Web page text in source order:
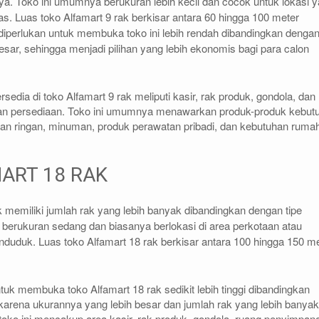
Luas toko Alfamart 9 rak berkisar antara 60 hingga 100 meter
untuk membuka toko ini lebih rendah dibandingkan dengan
sehingga menjadi pilihan yang lebih ekonomis bagi para calon
di toko Alfamart 9 rak meliputi kasir, rak produk, gondola, dan
persediaan. Toko ini umumnya menawarkan produk-produk
ringan, minuman, produk perawatan pribadi, dan kebutuhan
18 RAK
jumlah rak yang lebih banyak dibandingkan dengan tipe
sedang dan biasanya berlokasi di area perkotaan atau
Luas toko Alfamart 18 rak berkisar antara 100 hingga 150
membuka toko Alfamart 18 rak sedikit lebih tinggi dibandingkan
ukurannya yang lebih besar dan jumlah rak yang lebih